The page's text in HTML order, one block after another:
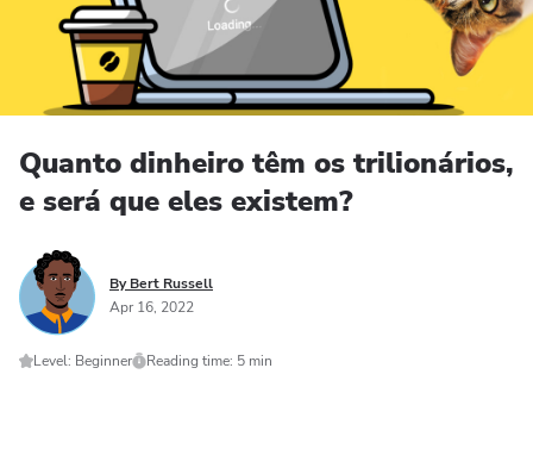
Binomo on Telegram
Quanto dinheiro têm os trilionários,
e será que eles existem?
By Bert Russell
Apr 16, 2022
Level: Beginner Reading time: 5 min